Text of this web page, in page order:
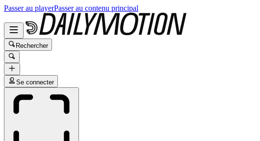
Passer au playerPasser au contenu principal
Rechercher
Se connecter